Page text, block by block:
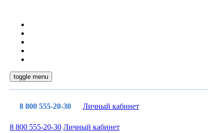
toggle menu
8 800 555-20-30 Личный кабинет
8 800 555-20-30 Личный кабинет